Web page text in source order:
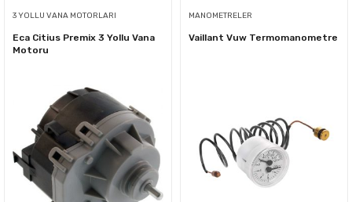
3 YOLLU VANA MOTORLARI
Eca Citius Premix 3 Yollu Vana
Motoru
MANOMETRELER
Vaillant Vuw Termomanometre